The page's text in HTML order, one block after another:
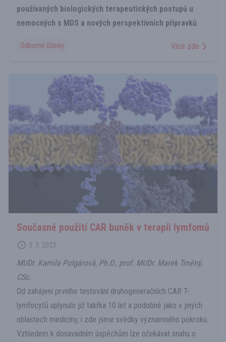
používaných biologických terapeutických postupů u
nemocných s MDS a nových perspektivních přípravků.
Odborné články Více zde
Současné použití CAR buněk v terapii lymfomů
3. 3. 2023
MUDr. Kamila Polgárová, Ph.D., prof. MUDr. Marek Trněný,
CSc.
Od zahájení prvního testování druhogeneračních CAR T-
lymfocytů uplynulo již takřka 10 let a podobně jako v jiných
oblastech medicíny, i zde jsme svědky významného pokroku.
Vzhledem k dosavadním úspěchům lze očekávat snahu o